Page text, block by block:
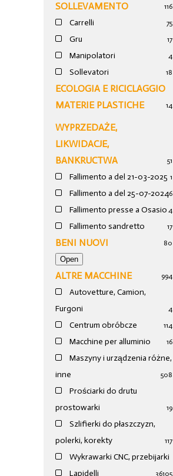
SOLLEVAMENTO 116
Carrelli 75
Gru 17
Manipolatori 4
Sollevatori 18
ECOLOGIA E RICICLAGGIO
MATERIE PLASTICHE
14
WYPRZEDAŻE,
LIKWIDACJE,
BANKRUCTWA
51
Fallimento a del 21-03-2025 1
Fallimento a del 25-07-20246
Fallimento presse a Osasio 4
Fallimento sandretto 17
BENI NUOVI 80
ALTRE MACCHINE 994
Autovetture, Camion,
Furgoni
4
Centrum obróbcze 114
Macchine per alluminio 16
Maszyny i urządzenia różne,
inne
508
Prościarki do drutu
prostowarki
19
Szlifierki do płaszczyzn,
polerki, korekty
117
Wykrawarki CNC, przebijarki
105
Lapidelli 36